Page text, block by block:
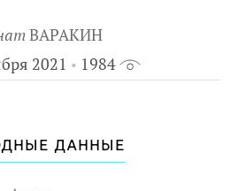
ВАРАКИН
2021
1984
ДАННЫЕ